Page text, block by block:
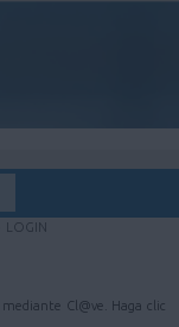
LOGIN
Cl@ve. Haga clic